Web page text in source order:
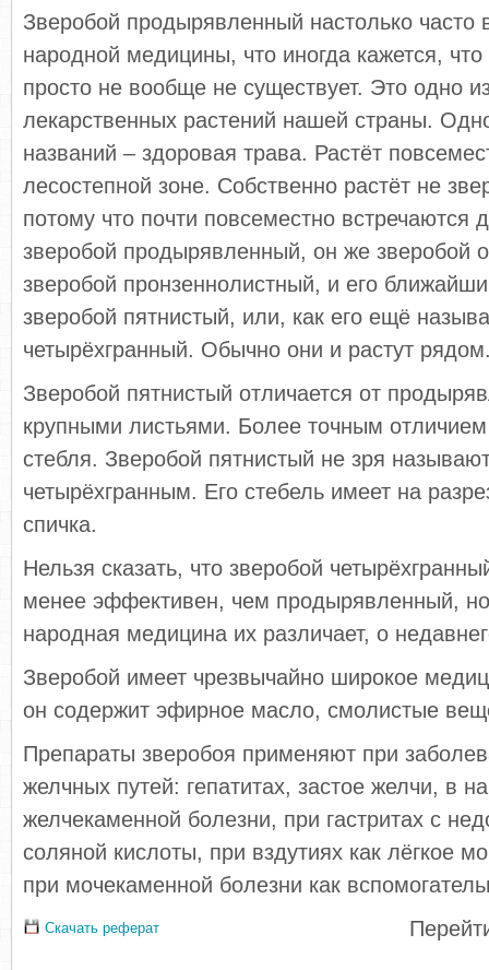
Зверобой продырявленный настолько часто
народной медицины, что иногда кажется, что
просто не вообще не существует. Это одно
лекарственных растений нашей страны.
названий – здоровая трава. Растёт
лесостепной зоне. Собственно растёт не
потому что почти повсеместно встречаются
зверобой продырявленный, он же зверобой
зверобой пронзеннолистный, и его
зверобой пятнистый, или, как его ещё
четырёхгранный. Обычно они и растут
Зверобой пятнистый отличается от
крупными листьями. Более точным
стебля. Зверобой пятнистый не зря
четырёхгранным. Его стебель имеет на
спичка.
Нельзя сказать, что зверобой
менее эффективен, чем продырявленный,
народная медицина их различает, о
Зверобой имеет чрезвычайно широкое
он содержит эфирное масло, смолистые
Препараты зверобоя применяют при
желчных путей: гепатитах, застое желчи, в
желчекаменной болезни, при гастритах с
соляной кислоты, при вздутиях как лёгкое
при мочекаменной болезни как
Скачать реферат